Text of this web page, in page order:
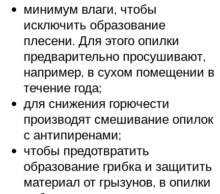
минимум влаги, чтобы
исключить образование
плесени. Для этого опилки
предварительно просушивают,
например, в сухом помещении в
течение года;
для снижения горючести
производят смешивание опилок
с антипиренами;
чтобы предотвратить
образование грибка и защитить
материал от грызунов, в опилки